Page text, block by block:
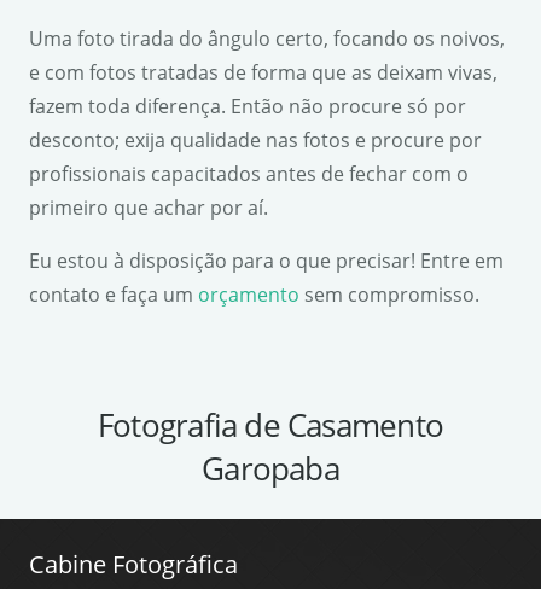
Uma foto tirada do ângulo certo, focando os noivos,
e com fotos tratadas de forma que as deixam vivas,
fazem toda diferença. Então não procure só por
desconto; exija qualidade nas fotos e procure por
profissionais capacitados antes de fechar com o
primeiro que achar por aí.
Eu estou à disposição para o que precisar! Entre em
contato e faça um orçamento sem compromisso.
Fotografia de Casamento
Garopaba
Cabine Fotográfica